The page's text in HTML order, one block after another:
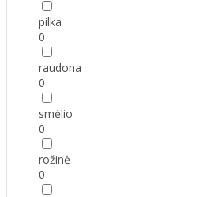
pilka
0
raudona
0
smėlio
0
rožinė
0